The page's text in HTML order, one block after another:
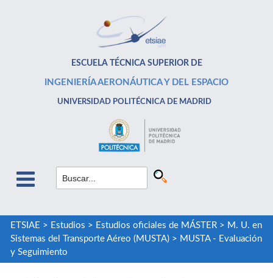
ESCUELA TÉCNICA SUPERIOR DE
INGENIERÍA AERONÁUTICA Y DEL ESPACIO
UNIVERSIDAD POLITÉCNICA DE MADRID
ETSIAE > Estudios > Estudios oficiales de MÁSTER> M. U. en
Sistemas del Transporte Aéreo (MUSTA)> MUSTA - Evaluación
y Seguimiento